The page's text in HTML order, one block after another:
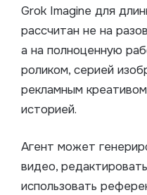
Grok Imagine для
рассчитан не на
а на полноценную
роликом, серией
рекламным
историей.
Агент может
видео,
использовать